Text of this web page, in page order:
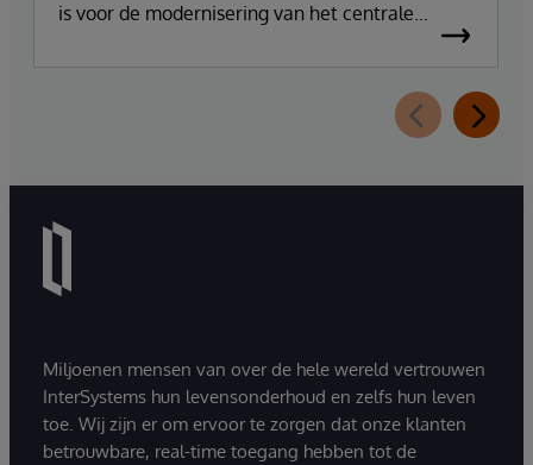
is voor de modernisering van het centrale
integratie- en communicatieplatform van DR.
van zijn IT-infrastructuur vervangt het bedrijf zijn
verzorgd door SVA System Vertrieb Alexander
Miljoenen mensen van over de hele wereld vertrouwen
InterSystems hun levensonderhoud en zelfs hun leven
toe. Wij zijn er om ervoor te zorgen dat onze klanten
betrouwbare, real-time toegang hebben tot de